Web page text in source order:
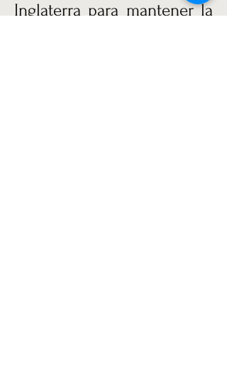
Inglaterra para mantener la